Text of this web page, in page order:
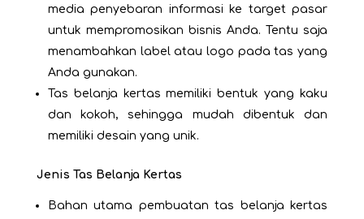
media penyebaran informasi ke target pasar
untuk mempromosikan bisnis Anda. Tentu saja
menambahkan label atau logo pada tas yang
Anda gunakan.
Tas belanja kertas memiliki bentuk yang kaku
dan kokoh, sehingga mudah dibentuk dan
memiliki desain yang unik.
Jenis Tas Belanja Kertas
Bahan utama pembuatan tas belanja kertas